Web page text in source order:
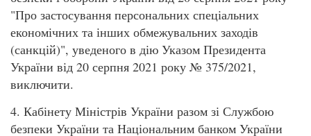
"Про застосування персональних спеціальних
економічних та інших обмежувальних заходів
(санкцій)", уведеного в дію Указом Президента
України від 20 серпня 2021 року № 375/2021,
виключити.
4. Кабінету Міністрів України разом зі Службою
безпеки України та Національним банком України